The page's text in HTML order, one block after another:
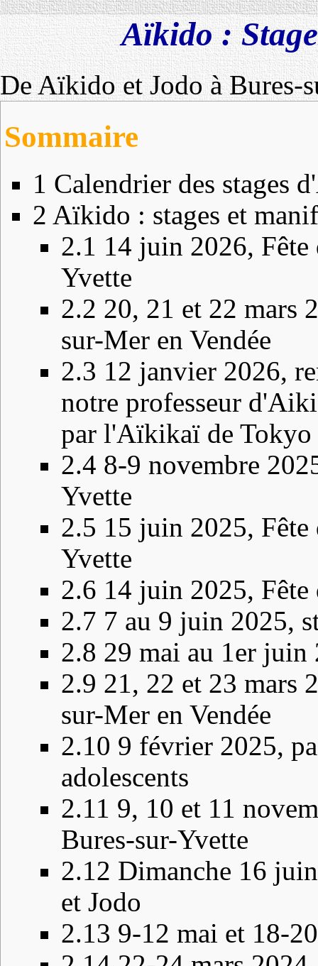
Aïkido :
De Aïkido et Jodo à Bures-
Sommaire
1 Calendrier des stages
2 Aïkido : stages et
2.1 14 juin 2026,
Yvette
2.2 20, 21 et 22 mars
sur-Mer en Vendée
2.3 12 janvier 2026,
notre professeur
par l'Aïkikaï de Tokyo
2.4 8-9 novembre
Yvette
2.5 15 juin 2025,
Yvette
2.6 14 juin 2025, Fête
2.7 7 au 9 juin 2025,
2.8 29 mai au 1er juin
2.9 21, 22 et 23 mars
sur-Mer en Vendée
2.10 9 février 2025,
adolescents
2.11 9, 10 et 11
Bures-sur-Yvette
2.12 Dimanche 16
et Jodo
2.13 9-12 mai et 18-